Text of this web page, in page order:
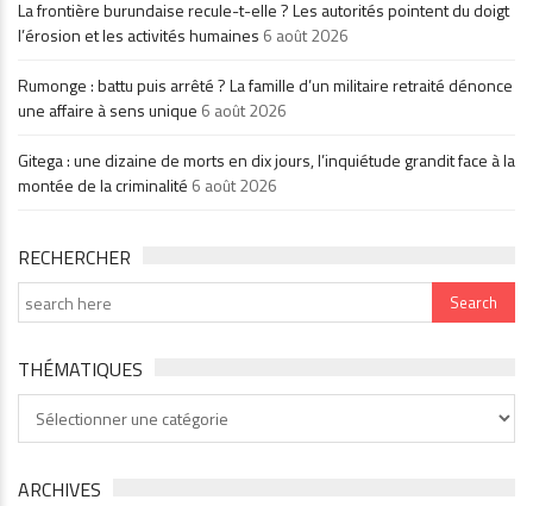
La frontière burundaise recule-t-elle ? Les autorités pointent du doigt
l’érosion et les activités humaines 6 août 2026
Rumonge : battu puis arrêté ? La famille d’un militaire retraité dénonce
une affaire à sens unique 6 août 2026
Gitega : une dizaine de morts en dix jours, l’inquiétude grandit face à la
montée de la criminalité 6 août 2026
RECHERCHER
THÉMATIQUES
ARCHIVES